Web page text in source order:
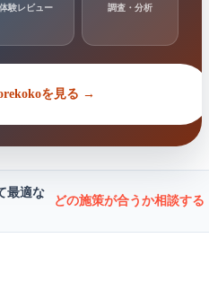
体験レビュー 調査・分析
を見る →
最適な
どの施策が合うか相談す